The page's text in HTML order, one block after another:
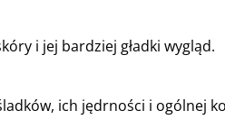
i jej bardziej gładki wygląd.
ich jędrności i ogólnej